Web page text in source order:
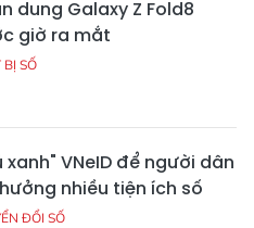
dung Galaxy Z Fold8
giờ ra mắt
BỊ SỐ
xanh" VNeID để người dân
nhiều tiện ích số
ĐỔI SỐ